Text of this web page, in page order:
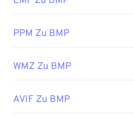
erstellen, beispielsweise mit
BMP-Dateien sind Adobe
PPM Zu BMP
WMZ Zu BMP
AVIF Zu BMP